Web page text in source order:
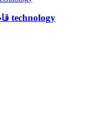
قاب یانگ کیت ایفون 16 پرومکس technology